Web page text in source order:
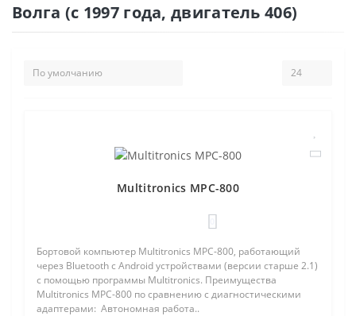
Волга (с 1997 года, двигатель 406)
Multitronics MPC-800
Бортовой компьютер Multitronics MPC-800, работающий
через Bluetooth с Android устройствами (версии старше 2.1)
с помощью программы Multitronics. Преимущества
Multitronics MPC-800 по сравнению с диагностическими
адаптерами: Автономная работа..